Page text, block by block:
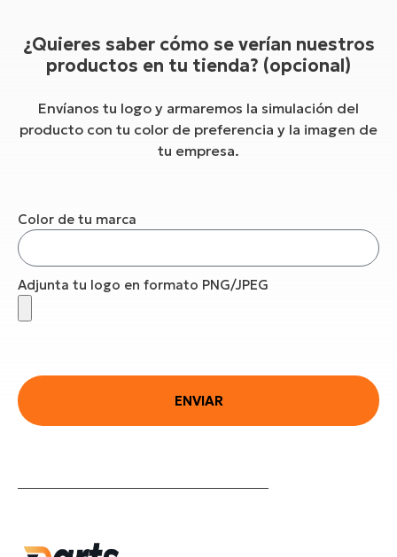
¿Quieres saber cómo se verían nuestros
productos en tu tienda? (opcional)
Envíanos tu logo y armaremos la simulación del
producto con tu color de preferencia y la imagen de
tu empresa.
Color de tu marca
Adjunta tu logo en formato PNG/JPEG
ENVIAR